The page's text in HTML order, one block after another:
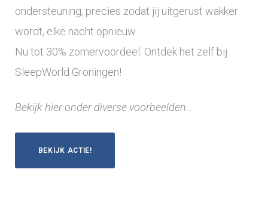
ondersteuning, precies zodat jij uitgerust wakker
wordt, elke nacht opnieuw.
Nu tot 30% zomervoordeel. Ontdek het zelf bij
SleepWorld Groningen!
Bekijk hier onder diverse voorbeelden…
BEKIJK ACTIE!